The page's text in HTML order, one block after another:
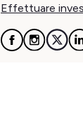
Effettuare